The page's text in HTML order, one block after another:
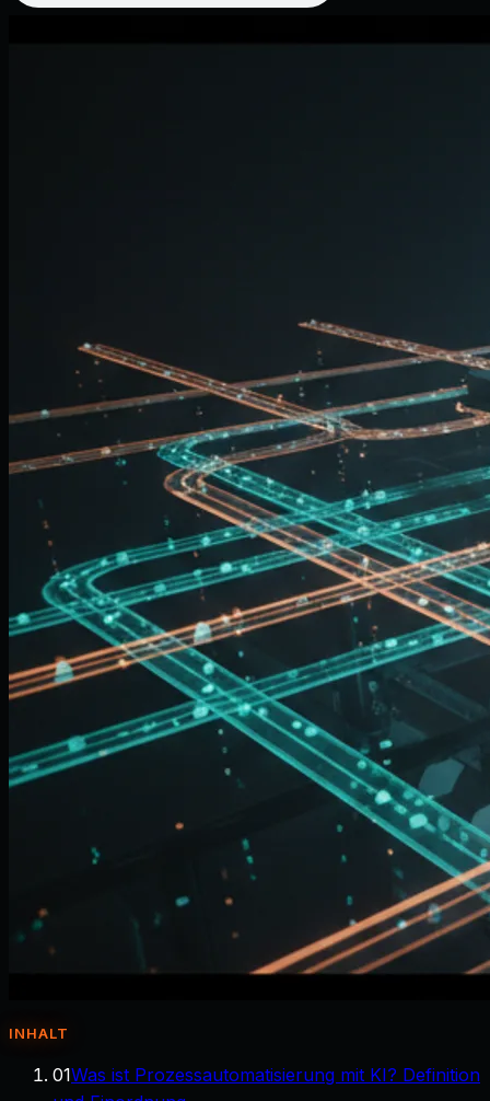
INHALT
01Was ist Prozessautomatisierung mit KI? Definition